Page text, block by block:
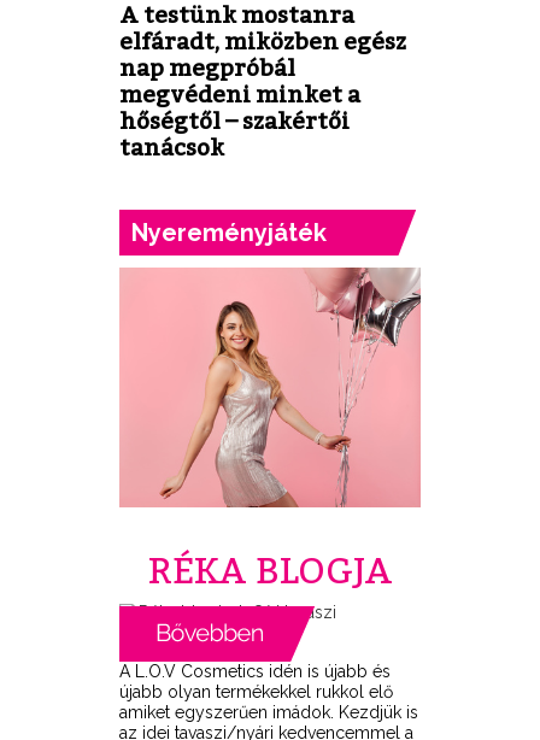
A testünk mostanra
elfáradt, miközben egész
nap megpróbál
megvédeni minket a
hőségtől – szakértői
tanácsok
Nyereményjáték
RÉKA BLOGJA
A L.O.V Cosmetics idén is újabb és
újabb olyan termékekkel rukkol elő
amiket egyszerűen imádok. Kezdjük is
az idei tavaszi/nyári kedvencemmel a